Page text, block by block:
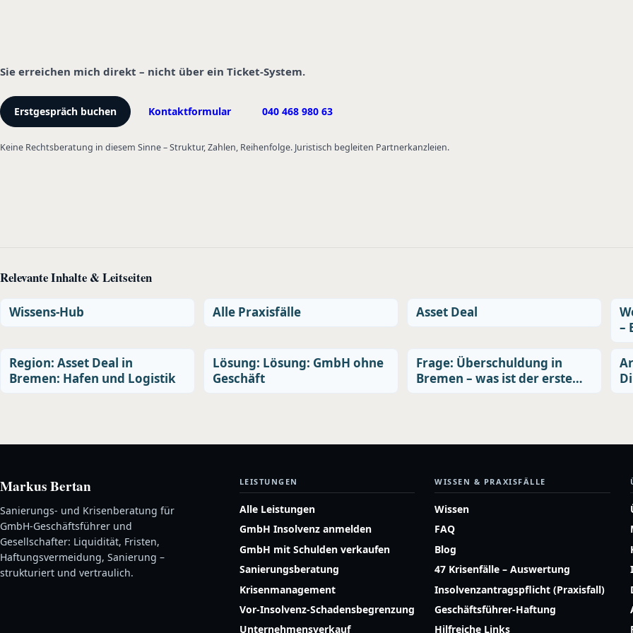
Sie erreichen mich direkt – nicht über ein Ticket-System.
Erstgespräch buchen Kontaktformular 040 468 980 63
Keine Rechtsberatung in diesem Sinne – Struktur, Zahlen, Reihenfolge. Juristisch begleiten Partnerkanzleien.
Relevante Inhalte & Leitseiten
Wissens-Hub Alle Praxisfälle Asset Deal
–
Region: Asset Deal in
Bremen: Hafen und Logistik
Lösung: Lösung: GmbH ohne
Geschäft
Frage: Überschuldung in
Bremen – was ist der erste…
Markus Bertan
Sanierungs- und Krisenberatung für
GmbH-Geschäftsführer und
Gesellschafter: Liquidität, Fristen,
Haftungsvermeidung, Sanierung –
strukturiert und vertraulich.
LEISTUNGEN
Alle Leistungen
GmbH Insolvenz anmelden
GmbH mit Schulden verkaufen
Sanierungsberatung
Krisenmanagement
Vor-Insolvenz-Schadensbegrenzung
Unternehmensverkauf
WISSEN & PRAXISFÄLLE
Wissen
FAQ
Blog
47 Krisenfälle – Auswertung
Insolvenzantragspflicht (Praxisfall)
Geschäftsführer-Haftung
Hilfreiche Links